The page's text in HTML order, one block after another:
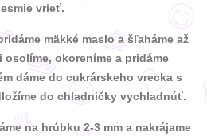
vrieť.
mäkké maslo a šľaháme až
okoreníme a pridáme
dáme do cukrárskeho vrecka s
do chladničky vychladnúť.
na hrúbku 2-3 mm a nakrájame